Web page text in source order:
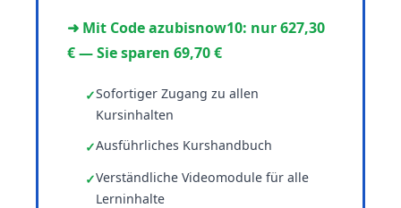
➜ Mit Code azubisnow10: nur 627,30
€ — Sie sparen 69,70 €
Sofortiger Zugang zu allen
Kursinhalten
Ausführliches Kurshandbuch
Verständliche Videomodule für alle
Lerninhalte